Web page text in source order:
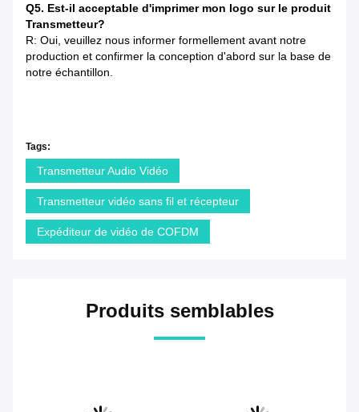
Q5. Est-il acceptable d'imprimer mon logo sur le produit
Transmetteur?
R: Oui, veuillez nous informer formellement avant notre
production et confirmer la conception d'abord sur la base de
notre échantillon.
Tags:
Transmetteur Audio Vidéo
Transmetteur vidéo sans fil et récepteur
Expéditeur de vidéo de COFDM
Produits semblables